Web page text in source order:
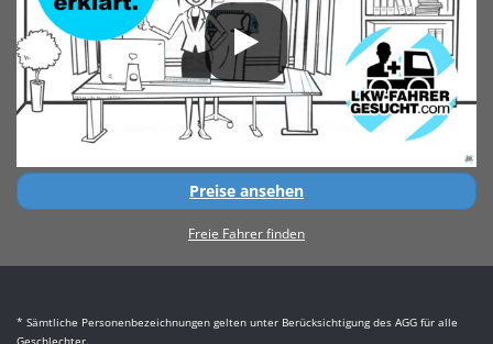
Preise ansehen
Freie Fahrer finden
* Sämtliche Personenbezeichnungen gelten unter Berücksichtigung des AGG für alle